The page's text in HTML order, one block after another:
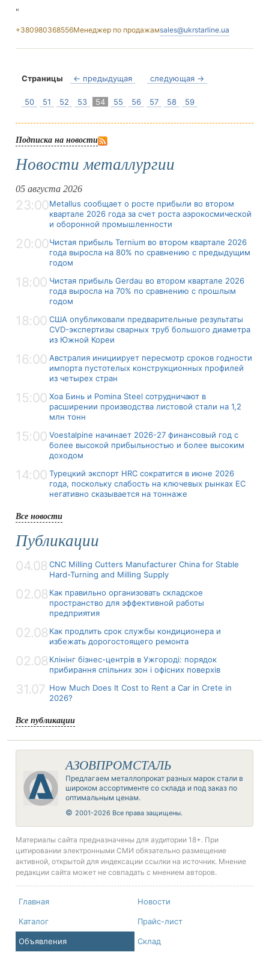
"
+380980368556Менеджер по продажамsales@ukrstarline.ua
Страницы ← предыдущая следующая →
50 51 52 53 54 55 56 57 58 59
Подписка на новости
Новости металлургии
05 августа 2026
23:00Metallus сообщает о росте прибыли во втором
квартале 2026 года за счет роста аэрокосмической
и оборонной промышленности
20:00Чистая прибыль Ternium во втором квартале 2026
года выросла на 80% по сравнению с предыдущим
годом
18:00 Чистая прибыль Gerdau во втором квартале 2026
года выросла на 70% по сравнению с прошлым
годом
18:00 США опубликовали предварительные результаты
CVD-экспертизы сварных труб большого диаметра
из Южной Кореи
16:00 Австралия инициирует пересмотр сроков годности
импорта пустотелых конструкционных профилей
из четырех стран
15:00 Хоа Бинь и Pomina Steel сотрудничают в
расширении производства листовой стали на 1,2
млн тонн
15:00 Voestalpine начинает 2026-27 финансовый год с
более высокой прибыльностью и более высоким
доходом
14:00 Турецкий экспорт HRC сократится в июне 2026
года, поскольку слабость на ключевых рынках ЕС
негативно сказывается на тоннаже
Все новости
Публикации
04.08 CNC Milling Cutters Manufacturer China for Stable
Hard-Turning and Milling Supply
02.08 Как правильно организовать складское
пространство для эффективной работы
предприятия
02.08 Как продлить срок службы кондиционера и
избежать дорогостоящего ремонта
02.08 Клінінг бізнес-центрів в Ужгороді: порядок
прибирання спільних зон і офісних поверхів
31.07 How Much Does It Cost to Rent a Car in Crete in
2026?
Все публикации
АЗОВПРОМСТАЛЬ
Предлагаем металлопрокат разных марок стали в
широком ассортименте со склада и под заказ по
оптимальным ценам.
© 2001-2026 Все права защищены.
Материалы сайта предназначены для аудитории 18+. При
цитировании электронными СМИ обязательно размещение
активной, открытой для индексации ссылки на источник. Мнение
редакции сайта может не совпадать с мнением авторов.
Главная Новости
Каталог Прайс-лист
Объявления Склад